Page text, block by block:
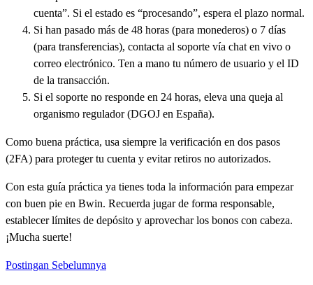
cuenta”. Si el estado es “procesando”, espera el plazo normal.
Si han pasado más de 48 horas (para monederos) o 7 días
(para transferencias), contacta al soporte vía chat en vivo o
correo electrónico. Ten a mano tu número de usuario y el ID
de la transacción.
Si el soporte no responde en 24 horas, eleva una queja al
organismo regulador (DGOJ en España).
Como buena práctica, usa siempre la verificación en dos pasos
(2FA) para proteger tu cuenta y evitar retiros no autorizados.
Con esta guía práctica ya tienes toda la información para empezar
con buen pie en Bwin. Recuerda jugar de forma responsable,
establecer límites de depósito y aprovechar los bonos con cabeza.
¡Mucha suerte!
Postingan Sebelumnya